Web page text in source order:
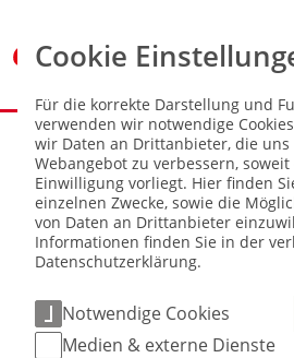
Sie sind hier: NEWS
Mini Buggy
beim DRX-Lauf in
Cookie
Für die korrekte Darstellung und
verwenden wir notwendige
wir Daten an Drittanbieter, die
Webangebot zu verbessern,
Einwilligung vorliegt. Hier finden
einzelnen Zwecke, sowie die
von Daten an Drittanbieter
Informationen finden Sie in der
Datenschutzerklärung.
Notwendige Cookies
Medien & externe Dienste